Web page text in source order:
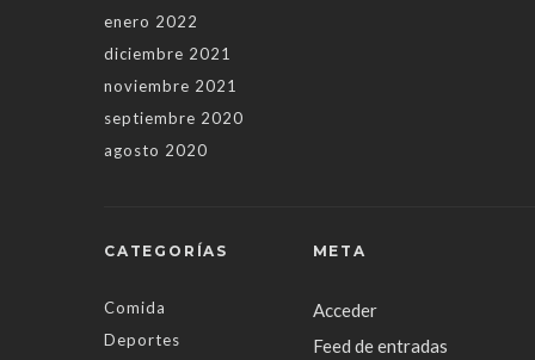
enero 2022
diciembre 2021
noviembre 2021
septiembre 2020
agosto 2020
CATEGORÍAS
Comida
Deportes
META
Acceder
Feed de entradas